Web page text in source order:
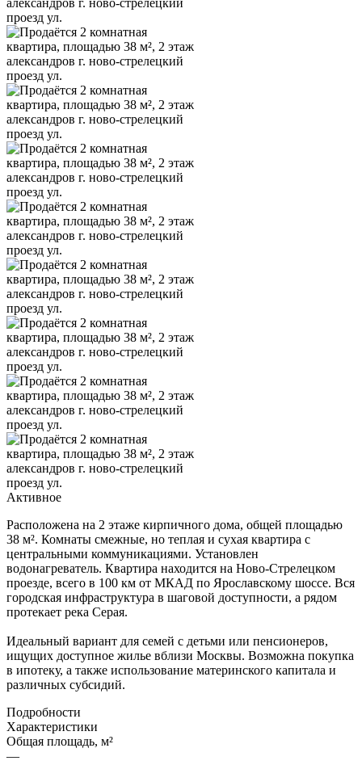
Активное
Расположена на 2 этаже кирпичного дома, общей площадью
38 м². Комнаты смежные, но теплая и сухая квартира с
центральными коммуникациями. Установлен
водонагреватель. Квартира находится на Ново-Стрелецком
проезде, всего в 100 км от МКАД по Ярославскому шоссе. Вся
городская инфраструктура в шаговой доступности, а рядом
протекает река Серая.
Идеальный вариант для семей с детьми или пенсионеров,
ищущих доступное жилье вблизи Москвы. Возможна покупка
в ипотеку, а также использование материнского капитала и
различных субсидий.
Подробности
Характеристики
Общая площадь, м²
—